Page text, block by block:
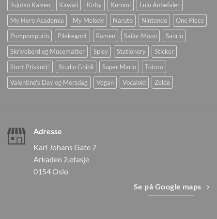
Jujutsu Kaisen
Kawaii Kirby Kuromi
Lulu Anbefaler
My Hero Academia
My Melody Naruto Nintendo
One Piece
Pompompurin
Påskegodt Ramen Sailor Moon
Sanrio
Skrivebord og Musematter
Spicy Stationery
Sticker
Stort Priskutt!
Studio Ghibli Super Mario
Totoro
Valentine's Day og Morsdag
Vegan Vocaloid Zelda
Adresse
Karl Johans Gate 7
Arkaden 2.etasje
0154 Oslo
Se på Google maps